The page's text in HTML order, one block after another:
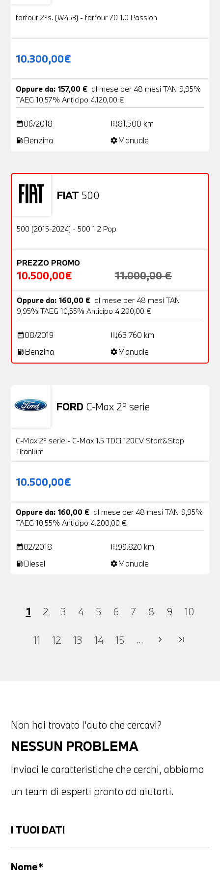
forfour 2ªs. (W453) - forfour 70 1.0 Passion
10.300,00€
Oppure da: 157,00 € al mese per 48 mesi TAN 9,95%
TAEG 10,57% Anticipo 4.120,00 €
date_range06/2018 add_road81.500 km
local_gas_station Benzina settingsManuale
FIAT 500
OFFERTA
Usato
500 (2015-2024) - 500 1.2 Pop
PREZZO PROMO
10.500,00€ 11.000,00 €
Oppure da: 160,00 € al mese per 48 mesi TAN
9,95% TAEG 10,55% Anticipo 4.200,00 €
date_range08/2019 add_road63.760 km
local_gas_station Benzina settingsManuale
FORD C-Max 2ª serie
C-Max 2ª serie - C-Max 1.5 TDCi 120CV Start&Stop
Titanium
10.500,00€
Oppure da: 160,00 € al mese per 48 mesi TAN 9,95%
TAEG 10,55% Anticipo 4.200,00 €
date_range02/2018 add_road99.820 km
local_gas_station Diesel settingsManuale
1 2 3 4 5 6 7 8 9 10
11 12 13 14 15 ... chevron_right last_page
Non hai trovato l'auto che cercavi?
NESSUN PROBLEMA
Inviaci le caratteristiche che cerchi, abbiamo
un team di esperti pronto ad aiutarti.
I TUOI DATI
Nome*